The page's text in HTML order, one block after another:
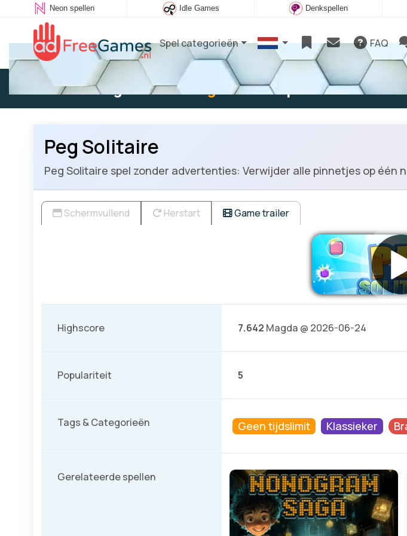
Neon spellen Idle Games Denkspellen
Spel categorieën FAQ
Bestaande gebruiker: Log inom te spelen
Peg Solitaire
Peg Solitaire spel zonder advertenties: Verwijder alle pinnetjes op één
Schermvullend Herstart Game trailer
Highscore 7.642 Magda @ 2026-06-24
Populariteit 5
Tags & Categorieën Geen tijdslimit Klassieker
Gerelateerde spellen